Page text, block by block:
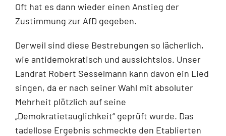
Oft hat es dann wieder einen Anstieg der
Zustimmung zur AfD gegeben.
Derweil sind diese Bestrebungen so lächerlich,
wie antidemokratisch und aussichtslos. Unser
Landrat Robert Sesselmann kann davon ein Lied
singen, da er nach seiner Wahl mit absoluter
Mehrheit plötzlich auf seine
„Demokratietauglichkeit“ geprüft wurde. Das
tadellose Ergebnis schmeckte den Etablierten